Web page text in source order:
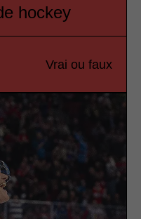
hockey
Vrai ou faux